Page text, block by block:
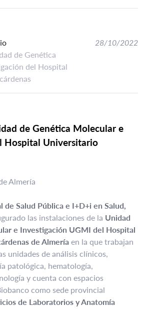
de Genética
del Hospital
28/10/2022
de Genética Molecular e
Hospital Universitario
Almería
de Salud Pública e I+D+i en Salud,
las instalaciones de la Unidad
e Investigación UGMI del Hospital
de Almeríaen la que trabajan
unidades de análisis clínicos,
patológica, hematología,
y cuenta con espacios
como sede provincial
de Laboratorios y Anatomía